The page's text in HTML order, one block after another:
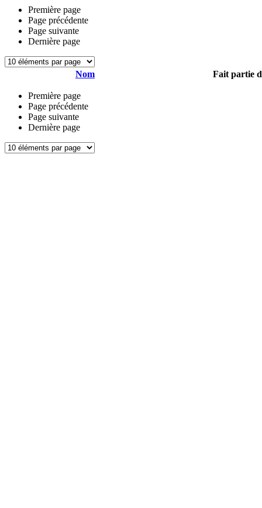
Première page
Page précédente
Page suivante
Dernière page
Nom Fait partie
Première page
Page précédente
Page suivante
Dernière page